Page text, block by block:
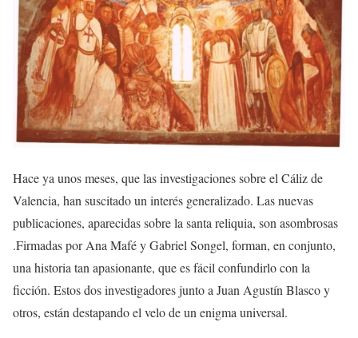
Hace ya unos meses, que las investigaciones sobre el Cáliz de
Valencia, han suscitado un interés generalizado. Las nuevas
publicaciones, aparecidas sobre la santa reliquia, son asombrosas
.Firmadas por Ana Mafé y Gabriel Songel, forman, en conjunto,
una historia tan apasionante, que es fácil confundirlo con la
ficción. Estos dos investigadores junto a Juan Agustín Blasco y
otros, están destapando el velo de un enigma universal.